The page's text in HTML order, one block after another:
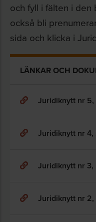
och fyll i fälten i den
också bli
sida och klicka i
LÄNKAR OCH
Juridiknytt nr
Juridiknytt nr
Juridiknytt nr
Juridiknytt nr